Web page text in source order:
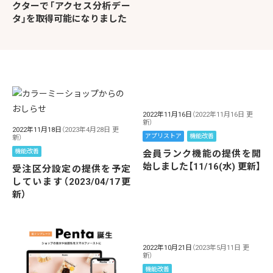
クターで「アクセス分析デー
タ」を取得可能になりました
2022年11月18日 （2023年4月28日 更
新）
機能改善
受注区分設定の提供を予定
しています（2023/04/17更
新）
2022年11月16日 （2022年11月16日 更
新）
アプリストア 機能改善
会員ランク機能の提供を開
始しました【11/16(水) 更新】
2022年10月21日 （2023年5月11日 更
新）
機能改善